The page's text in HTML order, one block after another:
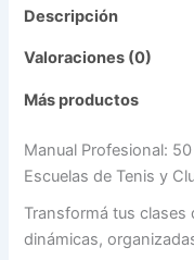
Descripción
Valoraciones (0)
Más productos
Manual Profesional:
Escuelas de Tenis y
Transformá tus clases
dinámicas,